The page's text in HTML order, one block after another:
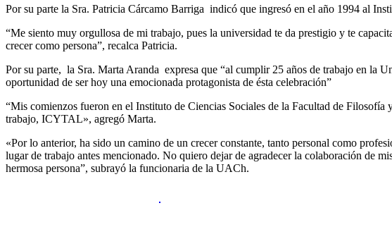
Por su parte la Sra. Patricia Cárcamo Barriga indicó que ingresó en el año 1994 al
“Me siento muy orgullosa de mi trabajo, pues la universidad te da prestigio y te
crecer como persona”, recalca Patricia.
Por su parte, la Sra. Marta Aranda expresa que “al cumplir 25 años de trabajo en la
oportunidad de ser hoy una emocionada protagonista de ésta celebración”
“Mis comienzos fueron en el Instituto de Ciencias Sociales de la Facultad de
trabajo, ICYTAL», agregó Marta.
«Por lo anterior, ha sido un camino de un crecer constante, tanto personal como
lugar de trabajo antes mencionado. No quiero dejar de agradecer la colaboración de
hermosa persona”, subrayó la funcionaria de la UACh.